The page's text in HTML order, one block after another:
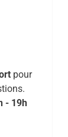
pour
- 19h